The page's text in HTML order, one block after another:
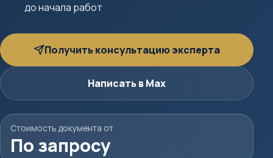
до начала работ
Получить консультацию эксперта
Написать в Max
Стоимость документа от
По запросу